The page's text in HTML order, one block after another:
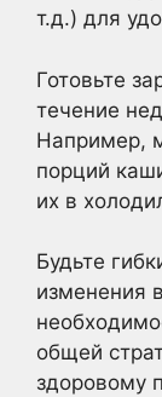
т.д.) для
Готовьте
течение
Например,
порций
их в
Будьте
изменения
общей
здоровому